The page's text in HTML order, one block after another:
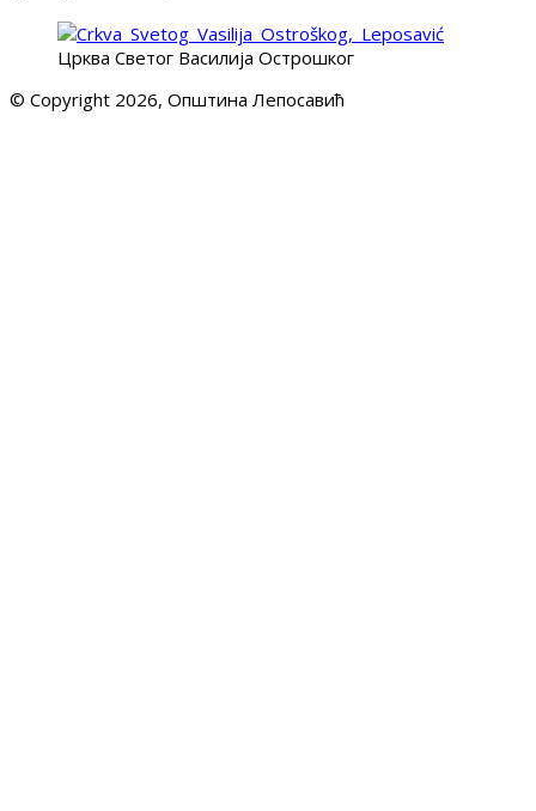
Црква Светог Василија Острошког
© Copyright 2026, Општина Лепосавић